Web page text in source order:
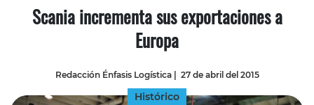
Scania incrementa sus exportaciones a
Europa
Redacción Énfasis Logística| 27 de abril del 2015
Histórico